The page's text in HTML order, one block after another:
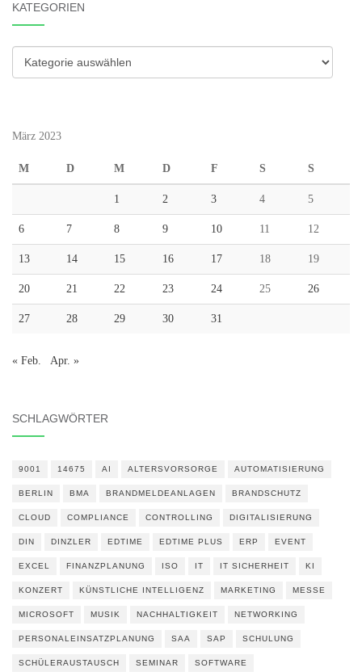
KATEGORIEN
Kategorien
März 2023
M D M D F S S
1 2 3 4 5
6 7 8 9 10 11 12
13 14 15 16 17 18 19
20 21 22 23 24 25 26
27 28 29 30 31
« Feb. Apr. »
SCHLAGWÖRTER
9001 14675 AI ALTERSVORSORGE AUTOMATISIERUNG
BERLIN BMA BRANDMELDEANLAGEN BRANDSCHUTZ
CLOUD COMPLIANCE CONTROLLING DIGITALISIERUNG
DIN DINZLER EDTIME EDTIME PLUS ERP EVENT
EXCEL FINANZPLANUNG ISO IT IT SICHERHEIT KI
KONZERT KÜNSTLICHE INTELLIGENZ MARKETING MESSE
MICROSOFT MUSIK NACHHALTIGKEIT NETWORKING
PERSONALEINSATZPLANUNG SAA SAP SCHULUNG
SCHÜLERAUSTAUSCH SEMINAR SOFTWARE